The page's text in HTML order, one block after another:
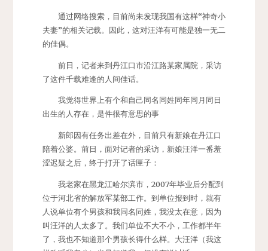
通过网络搜索，目前尚未发现我国有这样“神奇小
夫妻”的相关记载。因此，这对汪洋有可能是独一无二
的佳偶。
前日，记者来到丹江口市沿江路某家属院，采访
了这件千载难逢的人间佳话。
我觉得世界上有个和自己同名同姓同年同月同日
出生的人存在，是件很有意思的事
新郎因有任务出差在外，目前只有新娘在丹江口
陪着公婆。前日，面对记者的采访，新娘汪洋一番羞
涩迟疑之后，终于打开了话匣子：
我老家在黑龙江哈尔滨市，2007年毕业后分配到
位于河北省的解放军某部工作。到单位报到时，就有
人说单位有个男孩和我同名同姓，我没太在意，因为
叫汪洋的人太多了。我们单位不大不小，工作都半年
了，我也不知道那个男孩长得什么样。大汪洋（我这